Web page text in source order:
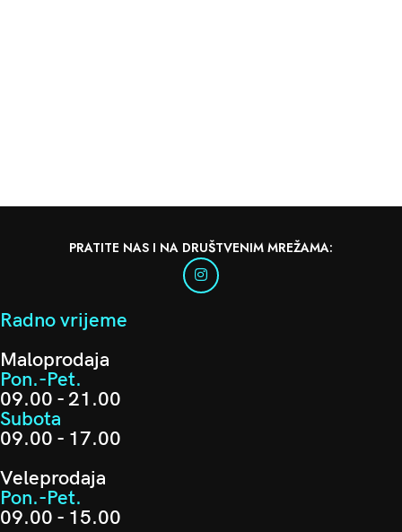
PRATITE NAS I NA DRUŠTVENIM MREŽAMA:
Radno vrijeme
Maloprodaja
Pon.-Pet.
09.00 - 21.00
Subota
09.00 - 17.00
Veleprodaja
Pon.-Pet.
09.00 - 15.00